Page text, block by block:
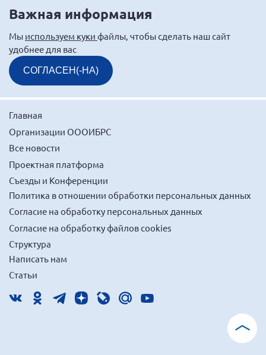
Важная информация
Мы используем куки файлы, чтобы сделать наш сайт
удобнее для вас
СОГЛАСЕН(-НА)
Главная
Организации ОООИБРС
Все новости
Проектная платформа
Съезды и Конференции
Политика в отношении обработки персональных данных
Согласие на обработку персональных данных
Согласие на обработку файлов cookies
Структура
Написать нам
Статьи